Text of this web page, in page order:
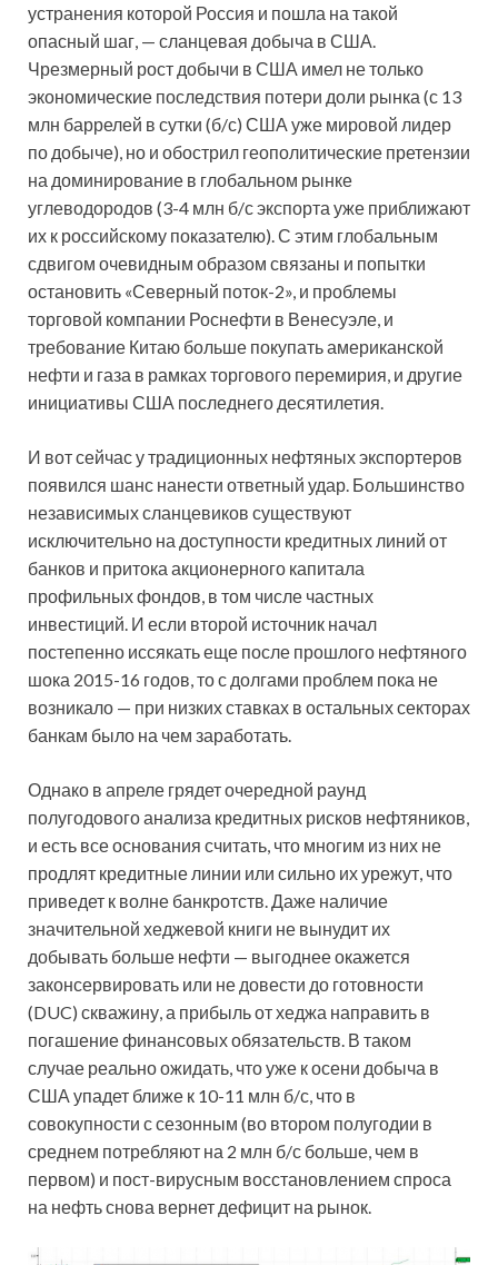
устранения которой Россия и пошла на такой
опасный шаг, — сланцевая добыча в США.
Чрезмерный рост добычи в США имел не только
экономические последствия потери доли рынка (с 13
млн баррелей в сутки (б/с) США уже мировой лидер
по добыче), но и обострил геополитические претензии
на доминирование в глобальном рынке
углеводородов (3-4 млн б/с экспорта уже приближают
их к российскому показателю). С этим глобальным
сдвигом очевидным образом связаны и попытки
остановить «Северный поток-2», и проблемы
торговой компании Роснефти в Венесуэле, и
требование Китаю больше покупать американской
нефти и газа в рамках торгового перемирия, и другие
инициативы США последнего десятилетия.
И вот сейчас у традиционных нефтяных экспортеров
появился шанс нанести ответный удар. Большинство
независимых сланцевиков существуют
исключительно на доступности кредитных линий от
банков и притока акционерного капитала
профильных фондов, в том числе частных
инвестиций. И если второй источник начал
постепенно иссякать еще после прошлого нефтяного
шока 2015-16 годов, то с долгами проблем пока не
возникало — при низких ставках в остальных секторах
банкам было на чем заработать.
Однако в апреле грядет очередной раунд
полугодового анализа кредитных рисков нефтяников,
и есть все основания считать, что многим из них не
продлят кредитные линии или сильно их урежут, что
приведет к волне банкротств. Даже наличие
значительной хеджевой книги не вынудит их
добывать больше нефти — выгоднее окажется
законсервировать или не довести до готовности
(DUC) скважину, а прибыль от хеджа направить в
погашение финансовых обязательств. В таком
случае реально ожидать, что уже к осени добыча в
США упадет ближе к 10-11 млн б/с, что в
совокупности с сезонным (во втором полугодии в
среднем потребляют на 2 млн б/с больше, чем в
первом) и пост-вирусным восстановлением спроса
на нефть снова вернет дефицит на рынок.